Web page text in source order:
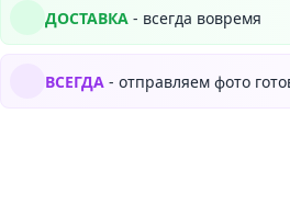
ДОСТАВКА - всегда вовремя
ВСЕГДА - отправляем фото